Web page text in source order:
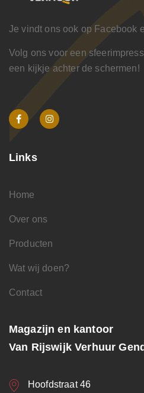
Je vindt ons ook op Facebook
Volg ons voor een
een kijkje achter de schermen!
Links
Home
Over ons
Producten
Wat wij doen?
Contact
Magazijn en kantoor
Van Rijswijk Verhuur
Hoofdstraat 46